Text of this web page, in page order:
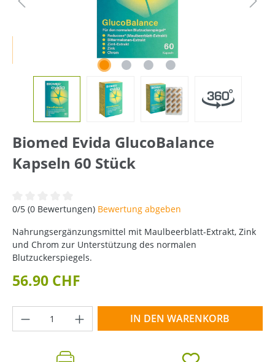
Biomed Evida GlucoBalance
Kapseln 60 Stück
Durchschnittliche Bewertung von 0 von 5 Sternen
0/5 (0 Bewertungen) Bewertung abgeben
Nahrungsergänzungsmittel mit Maulbeerblatt-Extrakt, Zink
und Chrom zur Unterstützung des normalen
Blutzuckerspiegels.
56.90 CHF
Produkt Anzahl: Gib den gewünschten
IN DEN WARENKORB